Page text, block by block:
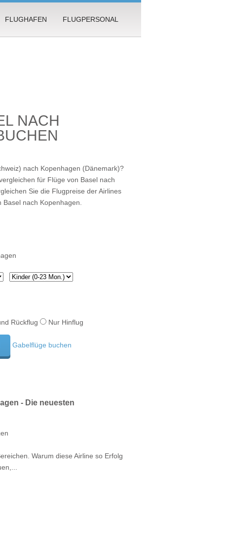
FLUGHAFEN FLUGPERSONAL
NACH
nach Kopenhagen (Dänemark)?
für Flüge von Basel nach
Sie die Flugpreise der Airlines
Basel nach Kopenhagen.
Rückflug Nur Hinflug
Gabelflüge buchen
- Die neuesten
Warum diese Airline so Erfolg